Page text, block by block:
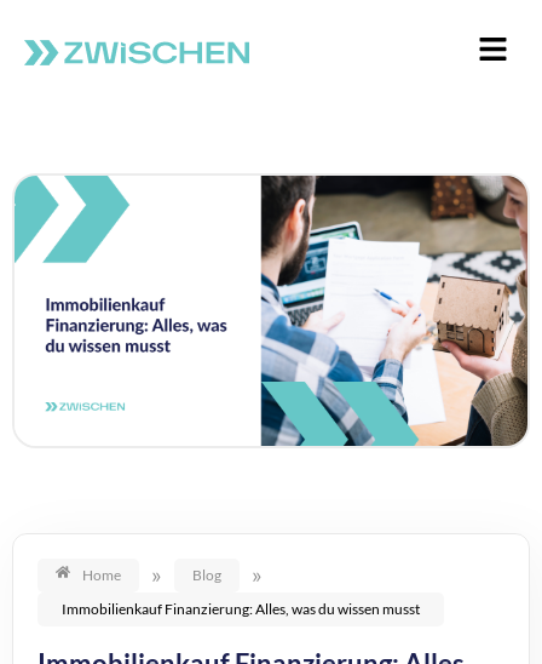
Home » Blog »
Immobilienkauf Finanzierung: Alles, was du wissen musst